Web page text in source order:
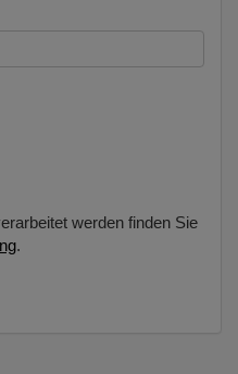
werden finden Sie
.